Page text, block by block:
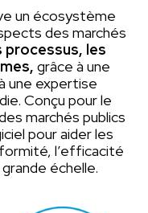
un écosystème
des marchés
processus, les
grâce à une
une expertise
Conçu pour le
marchés publics
pour aider les
l’efficacité
échelle.